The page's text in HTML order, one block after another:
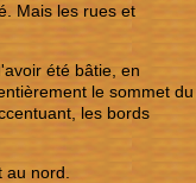
Mais les rues et
été bâtie, en
le sommet du
les bords
nord.